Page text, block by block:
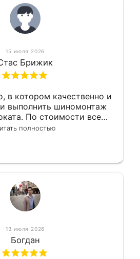
15 июля 2026
Брижик
в котором качественно и
выполнить шиномонтаж
По стоимости все
хочу сказать.
полностью
13 июля 2026
Богдан